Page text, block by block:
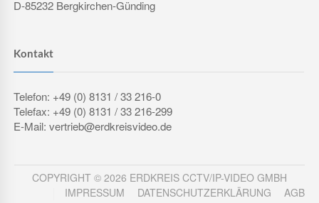
D-85232 Bergkirchen-Günding
Kontakt
Telefon: +49 (0) 8131 / 33 216-0
Telefax: +49 (0) 8131 / 33 216-299
E-Mail: vertrieb@erdkreisvideo.de
COPYRIGHT © 2026 ERDKREIS CCTV/IP-VIDEO GMBH
IMPRESSUM
DATENSCHUTZERKLÄRUNG AGB